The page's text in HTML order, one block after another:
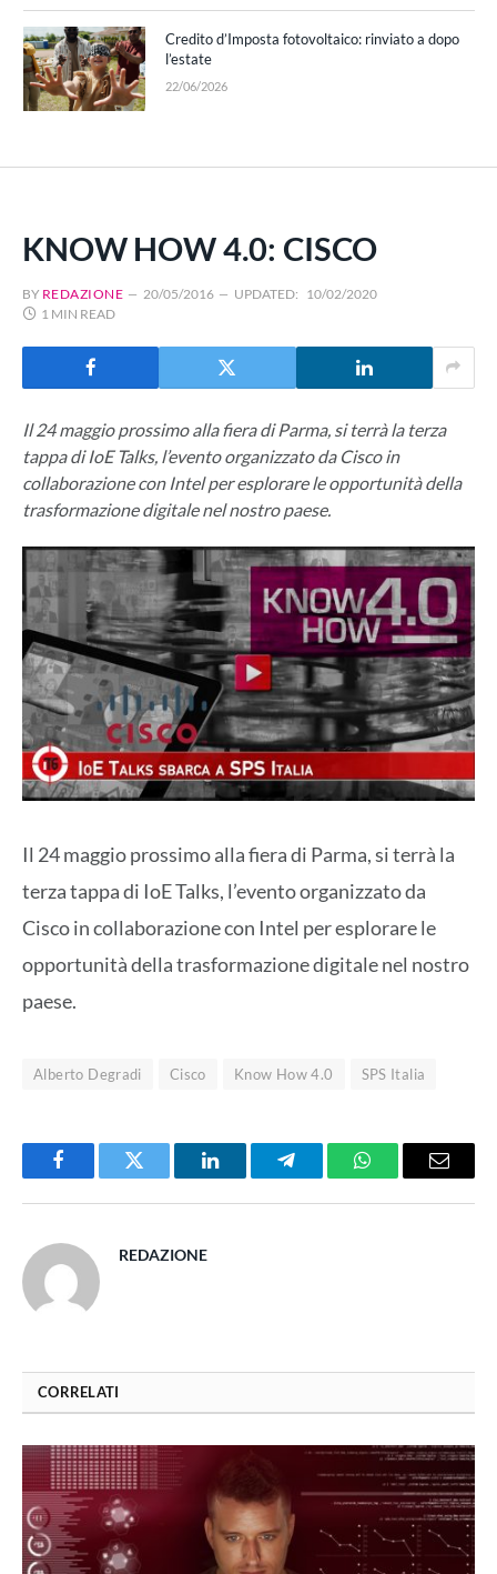
Credito d’Imposta fotovoltaico: rinviato a dopo
l’estate
22/06/2026
KNOW HOW 4.0: CISCO
BY REDAZIONE 20/05/2016 UPDATED: 10/02/2020
1 MIN READ
Il 24 maggio prossimo alla fiera di Parma, si terrà la terza
tappa di IoE Talks, l’evento organizzato da Cisco in
collaborazione con Intel per esplorare le opportunità della
trasformazione digitale nel nostro paese.
Il 24 maggio prossimo alla fiera di Parma, si terrà la
terza tappa di IoE Talks, l’evento organizzato da
Cisco in collaborazione con Intel per esplorare le
opportunità della trasformazione digitale nel nostro
paese.
Alberto Degradi Cisco Know How 4.0 SPS Italia
FacebookTwitter LinkedInTelegramWhatsAppEmail
REDAZIONE
CORRELATI